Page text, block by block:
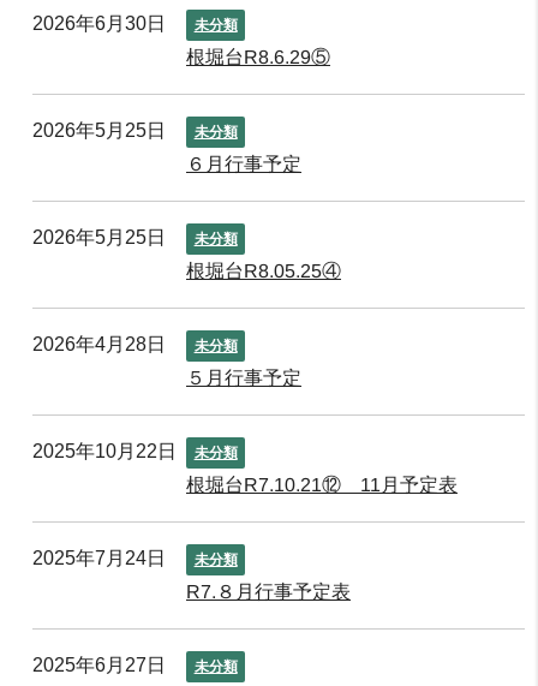
2026年6月30日 未分類
根堀台R8.6.29⑤
2026年5月25日 未分類
６月行事予定
2026年5月25日 未分類
根堀台R8.05.25④
2026年4月28日 未分類
５月行事予定
2025年10月22日 未分類
根堀台R7.10.21⑫ 11月予定表
2025年7月24日 未分類
R7.８月行事予定表
2025年6月27日 未分類